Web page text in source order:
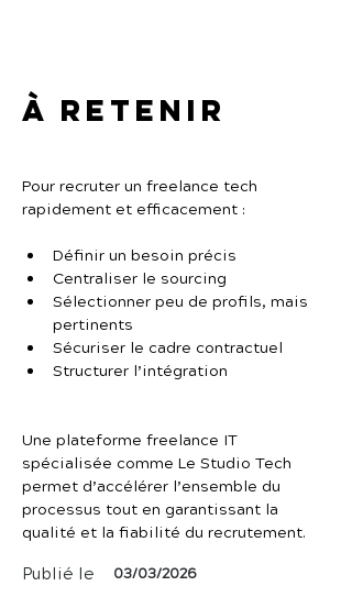
À retenir
Pour recruter un freelance tech
rapidement et efficacement :
Définir un besoin précis
Centraliser le sourcing
Sélectionner peu de profils, mais
pertinents
Sécuriser le cadre contractuel
Structurer l’intégration
Une plateforme freelance IT
spécialisée comme Le Studio Tech
permet d’accélérer l’ensemble du
processus tout en garantissant la
qualité et la fiabilité du recrutement.
Publié le 03/03/2026